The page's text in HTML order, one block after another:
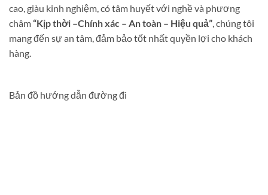
cao, giàu kinh nghiệm, có tâm huyết với nghề và phương
châm“Kịp thời –Chính xác – An toàn – Hiệu quả”, chúng tôi
mang đến sự an tâm, đảm bảo tốt nhất quyền lợi cho khách
hàng.
Bản đồ hướng dẫn đường đi